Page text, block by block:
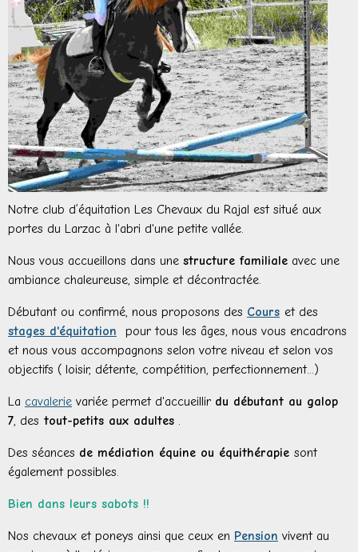
Notre club d’équitation Les Chevaux du Rajal est situé aux
portes du Larzac à l'abri d'une petite vallée.
Nous vous accueillons dans une structure familiale avec une
ambiance chaleureuse, simple et décontractée.
Débutant ou confirmé, nous proposons des Cours et des
stages d'équitation
pour tous les âges, nous vous encadrons
et nous vous accompagnons selon votre niveau et selon vos
objectifs ( loisir, détente, compétition, perfectionnement...)
La cavalerie variée permet d'accueillir du débutant au galop
7, des tout-petits aux adultes .
Des séances de médiation équine ou équithérapie sont
également possibles.
Bien dans leurs sabots !!
Nos chevaux et poneys ainsi que ceux en Pension vivent au